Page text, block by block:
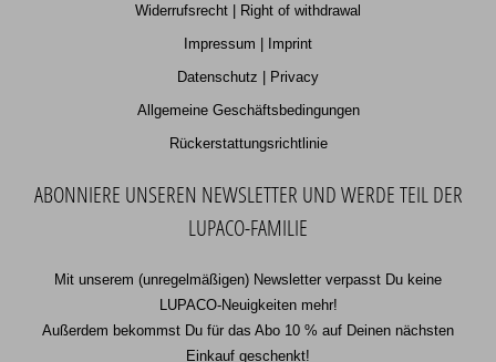
Widerrufsrecht | Right of withdrawal
Impressum | Imprint
Datenschutz | Privacy
Allgemeine Geschäftsbedingungen
Rückerstattungsrichtlinie
ABONNIERE UNSEREN NEWSLETTER UND WERDE TEIL DER
LUPACO-FAMILIE
Mit unserem (unregelmäßigen) Newsletter verpasst Du keine
LUPACO-Neuigkeiten mehr!
Außerdem bekommst Du für das Abo 10 % auf Deinen nächsten
Einkauf geschenkt!